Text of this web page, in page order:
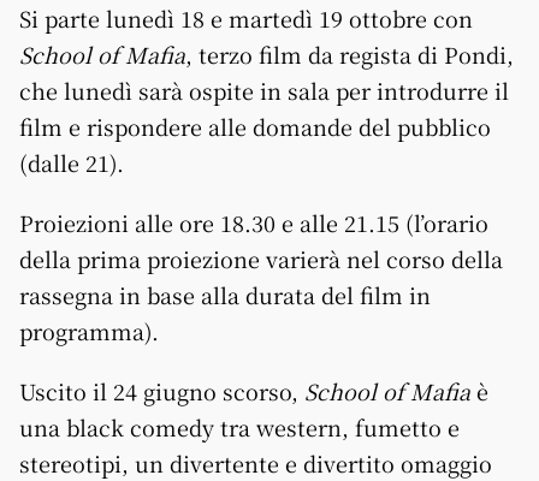
Si parte lunedì 18 e martedì 19 ottobre con
School of Mafia, terzo film da regista di Pondi,
che lunedì sarà ospite in sala per introdurre il
film e rispondere alle domande del pubblico
(dalle 21).
Proiezioni alle ore 18.30 e alle 21.15 (l’orario
della prima proiezione varierà nel corso della
rassegna in base alla durata del film in
programma).
Uscito il 24 giugno scorso, School of Mafiaè
una black comedy tra western, fumetto e
stereotipi, un divertente e divertito omaggio